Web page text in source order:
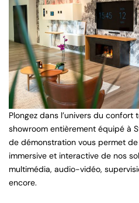
Plongez dans l’univers du
showroom entièrement équipé à
de démonstration vous permet
immersive et interactive de nos
multimédia, audio-vidéo,
encore.